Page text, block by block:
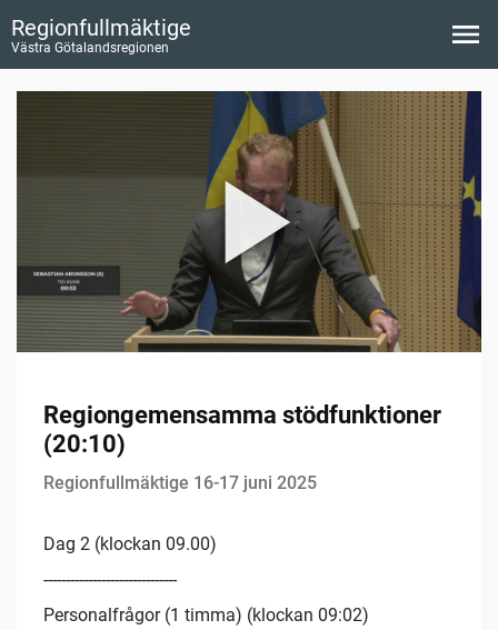
Regionfullmäktige
Västra Götalandsregionen
Regiongemensamma stödfunktioner
(20:10)
Regionfullmäktige 16-17 juni 2025
Dag 2 (klockan 09.00)
------------------------------
Personalfrågor (1 timma) (klockan 09:02)